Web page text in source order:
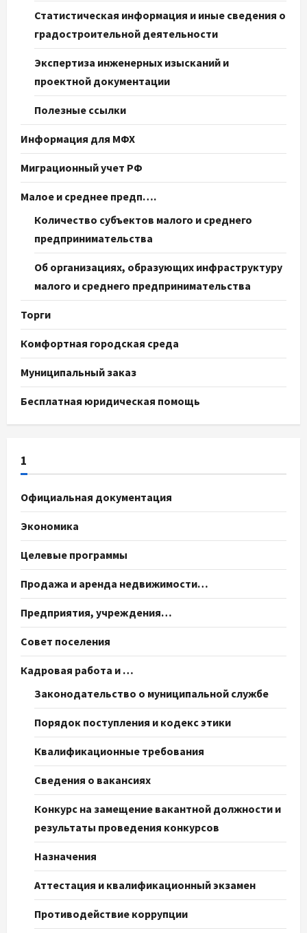
Статистическая информация и иные сведения о
градостроительной деятельности
Экспертиза инженерных изысканий и
проектной документации
Полезные ссылки
Информация для МФХ
Миграционный учет РФ
Малое и среднее предп….
Количество субъектов малого и среднего
предпринимательства
Об организациях, образующих инфраструктуру
малого и среднего предпринимательства
Торги
Комфортная городская среда
Муниципальный заказ
Бесплатная юридическая помощь
1
Официальная документация
Экономика
Целевые программы
Продажа и аренда недвижимости…
Предприятия, учреждения…
Совет поселения
Кадровая работа и …
Законодательство о муниципальной службе
Порядок поступления и кодекс этики
Квалификационные требования
Сведения о вакансиях
Конкурс на замещение вакантной должности и
результаты проведения конкурсов
Назначения
Аттестация и квалификационный экзамен
Противодействие коррупции